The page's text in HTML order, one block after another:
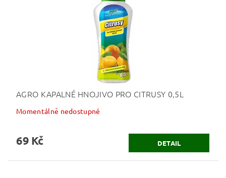
AGRO KAPALNÉ HNOJIVO PRO CITRUSY 0,5L
Momentálně nedostupné
69 Kč DETAIL